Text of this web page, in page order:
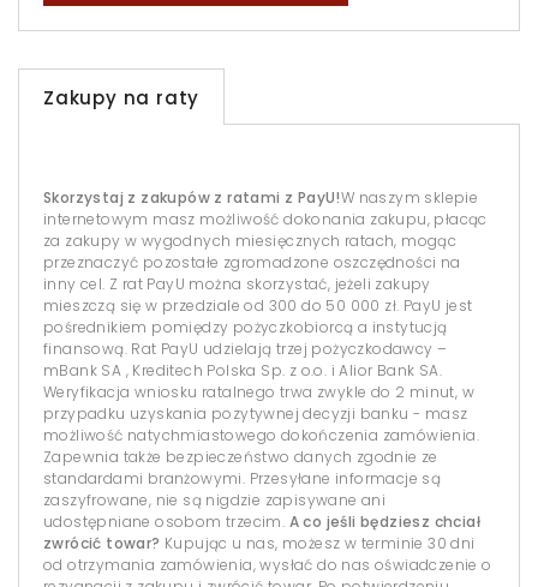
Zakupy na raty
Skorzystaj z zakupów z ratami z PayU!W naszym sklepie
internetowym masz możliwość dokonania zakupu, płacąc
za zakupy w wygodnych miesięcznych ratach, mogąc
przeznaczyć pozostałe zgromadzone oszczędności na
inny cel. Z rat PayU można skorzystać, jeżeli zakupy
mieszczą się w przedziale od 300 do 50 000 zł. PayU jest
pośrednikiem pomiędzy pożyczkobiorcą a instytucją
finansową. Rat PayU udzielają trzej pożyczkodawcy –
mBank SA , Kreditech Polska Sp. z o.o. i Alior Bank SA.
Weryfikacja wniosku ratalnego trwa zwykle do 2 minut, w
przypadku uzyskania pozytywnej decyzji banku - masz
możliwość natychmiastowego dokończenia zamówienia.
Zapewnia także bezpieczeństwo danych zgodnie ze
standardami branżowymi. Przesyłane informacje są
zaszyfrowane, nie są nigdzie zapisywane ani
udostępniane osobom trzecim. A co jeśli będziesz chciał
zwrócić towar? Kupując u nas, możesz w terminie 30 dni
od otrzymania zamówienia, wysłać do nas oświadczenie o